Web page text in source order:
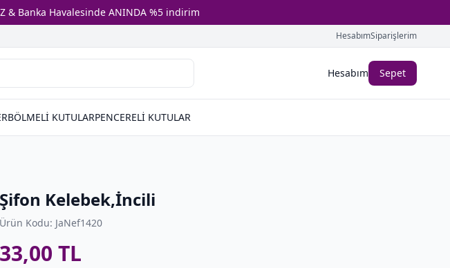
& Banka Havalesinde ANINDA %5 indirim
HesabımSiparişlerim
Hesabım Sepet
BÖLMELİ KUTULARPENCERELİ KUTULAR
Şifon Kelebek,İncili
Ürün Kodu: JaNef1420
33,00 TL